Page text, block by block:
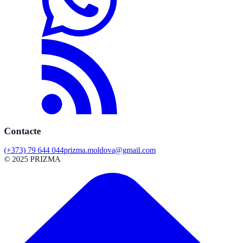
Contacte
(+373) 79 644 044prizma.moldova@gmail.com
© 2025 PRIZMA